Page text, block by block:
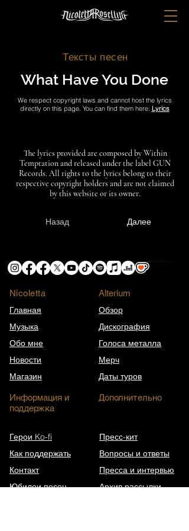
Тексты песен
What Have You Done
We respect copyright laws and cannot host the lyrics
directly on this page. You can find them here: Lyrics
The lyrics provided are composed by Within
Temptation and released under the label GUN
Records. All rights to the lyrics belong to their
respective copyright holders and are not claimed
by this website or its owner.
Назад Далее
Nicoletta
Главная
Музыка
Обо мне
Новости
Магазин
​Alterium
Обзор
Дискография
Голоса металла
Мерч
Даты туров
Информация и
поддержка
Дополнительно
Герои Ko-fi
Как поддержать
Контакт
Юбилеи песен
Пресс-кит
Вопросы и ответы
Пресса и интервью
Архив рассылки